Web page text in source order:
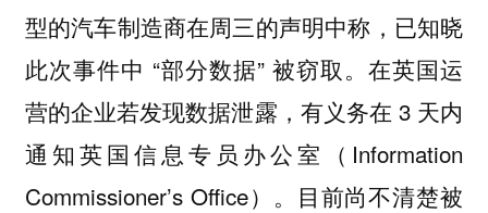
型的汽车制造商在周三的声明中称，已知晓
此次事件中 “部分数据” 被窃取。在英国运
营的企业若发现数据泄露，有义务在 3 天内
通知英国信息专员办公室（Information
Commissioner’s Office）。目前尚不清楚被